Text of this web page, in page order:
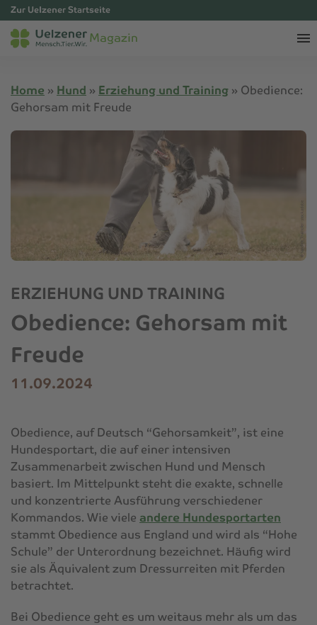
Zur Uelzener Startseite
Magazin
Home » Hund » Erziehung und Training » Obedience:
Gehorsam mit Freude
ERZIEHUNG UND TRAINING
Obedience: Gehorsam mit
Freude
11.09.2024
Obedience, auf Deutsch “Gehorsamkeit”, ist eine
Hundesportart, die auf einer intensiven
Zusammenarbeit zwischen Hund und Mensch
basiert. Im Mittelpunkt steht die exakte, schnelle
und konzentrierte Ausführung verschiedener
Kommandos. Wie viele andere Hundesportarten
stammt Obedience aus England und wird als “Hohe
Schule” der Unterordnung bezeichnet. Häufig wird
sie als Äquivalent zum Dressurreiten mit Pferden
betrachtet.
Bei Obedience geht es um weitaus mehr als um das